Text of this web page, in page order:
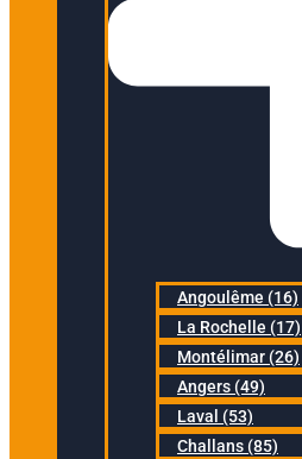
Angoulême (16)
La Rochelle (17)
Montélimar (26)
Angers (49)
Laval (53)
Challans (85)